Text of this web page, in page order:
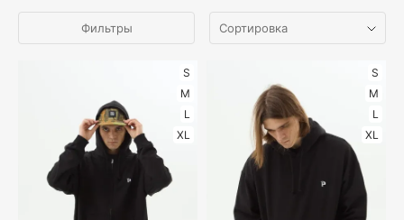
Фильтры
S
M
L
XL
S
M
L
XL